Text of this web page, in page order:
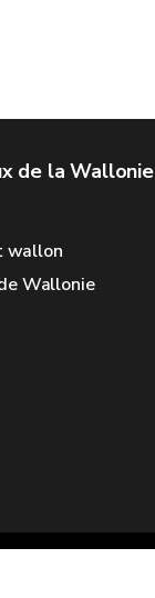
de la Wallonie
wallon
Wallonie